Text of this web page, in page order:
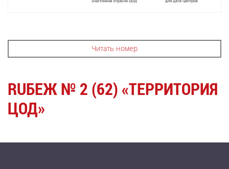
Читать номер
RUБЕЖ № 2 (62) «ТЕРРИТОРИЯ
ЦОД»